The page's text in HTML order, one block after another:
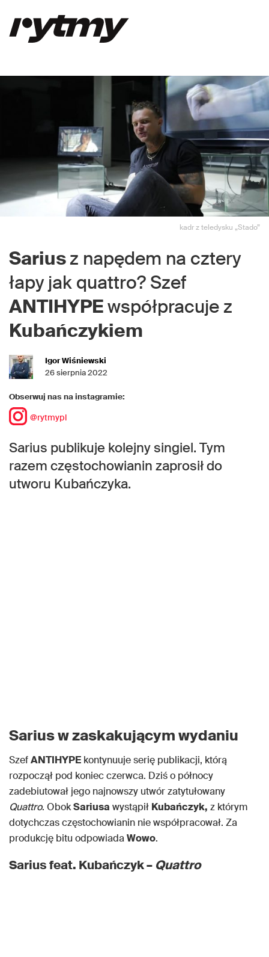
kadr z teledysku „Stado”
Sariusz napędem na cztery
łapy jak quattro? Szef
ANTIHYPEwspółpracuje z
Kubańczykiem
Igor Wiśniewski
26 sierpnia 2022
Obserwuj nas na instagramie:
@rytmypl
Sarius publikuje kolejny singiel. Tym
razem częstochowianin zaprosił do
utworu Kubańczyka.
Sarius w zaskakującym wydaniu
SzefANTIHYPE kontynuuje serię publikacji, którą
rozpoczął pod koniec czerwca. Dziś o północy
zadebiutował jego najnowszy utwór zatytułowany
Quattro. ObokSariusa wystąpił Kubańczyk, z którym
dotychczas częstochowianin nie współpracował. Za
produkcję bitu odpowiadaWowo.
Sarius feat. Kubańczyk – Quattro